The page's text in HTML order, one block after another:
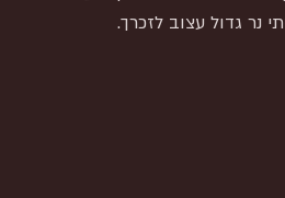
נר גדול עצוב לזכרך.